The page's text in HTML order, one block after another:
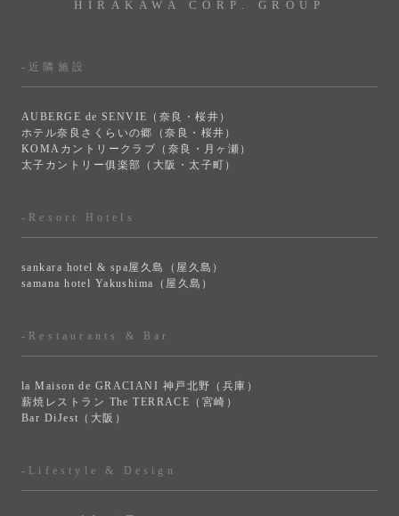
HIRAKAWA CORP. GROUP
-近隣施設
AUBERGE de SENVIE（奈良・桜井）
ホテル奈良さくらいの郷（奈良・桜井）
KOMAカントリークラブ（奈良・月ヶ瀬）
太子カントリー俱楽部（大阪・太子町）
-Resort Hotels
sankara hotel & spa屋久島（屋久島）
samana hotel Yakushima（屋久島）
-Restaurants & Bar
la Maison de GRACIANI 神戸北野（兵庫）
薪焼レストラン The TERRACE（宮崎）
Bar DiJest（大阪）
-Lifestyle & Design